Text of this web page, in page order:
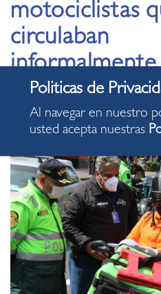
motociclistas
circulaban
informalmente
25.05.2020
Al navegar en nuestro
usted acepta nuestras